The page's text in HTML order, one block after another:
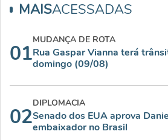
MAISACESSADAS
01
MUDANÇA DE ROTA
Rua Gaspar Vianna terá
domingo (09/08)
02
DIPLOMACIA
Senado dos EUA aprova
embaixador no Brasil